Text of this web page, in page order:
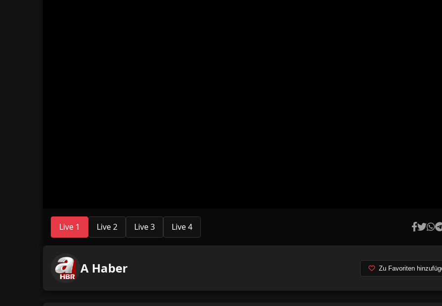
Live 1 Live 2 Live 3 Live 4
A Haber Zu Favoriten